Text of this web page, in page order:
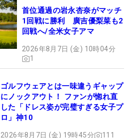
首位通過の岩永杏奈がマッチ
1回戦に勝利 廣吉優梨菜も2
回戦へ/全米女子アマ
2026年8月7日 (金) 10時04分
1
ゴルフウェアとは一味違うギャップ
にノックアウト！ ファンが惚れ直
した「ドレス姿が完璧すぎる女子プ
ロ」神10
2026年8月7日 (金) 19時45分 111